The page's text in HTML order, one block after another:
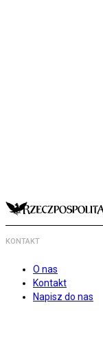
KONTAKT
O nas
Kontakt
Napisz do nas